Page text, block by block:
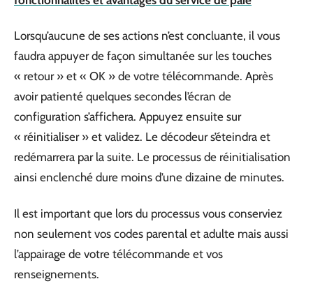
Lorsqu’aucune de ses actions n’est concluante, il vous
faudra appuyer de façon simultanée sur les touches
« retour » et « OK » de votre télécommande. Après
avoir patienté quelques secondes l’écran de
configuration s’affichera. Appuyez ensuite sur
« réinitialiser » et validez. Le décodeur s’éteindra et
redémarrera par la suite. Le processus de réinitialisation
ainsi enclenché dure moins d’une dizaine de minutes.
Il est important que lors du processus vous conserviez
non seulement vos codes parental et adulte mais aussi
l’appairage de votre télécommande et vos
renseignements.